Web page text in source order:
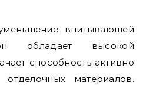
впитывающей
обладает высокой
способность активно
материалов.